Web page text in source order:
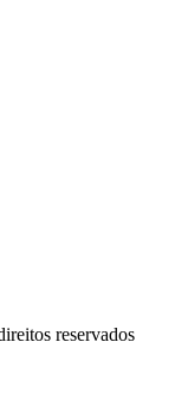
reservados